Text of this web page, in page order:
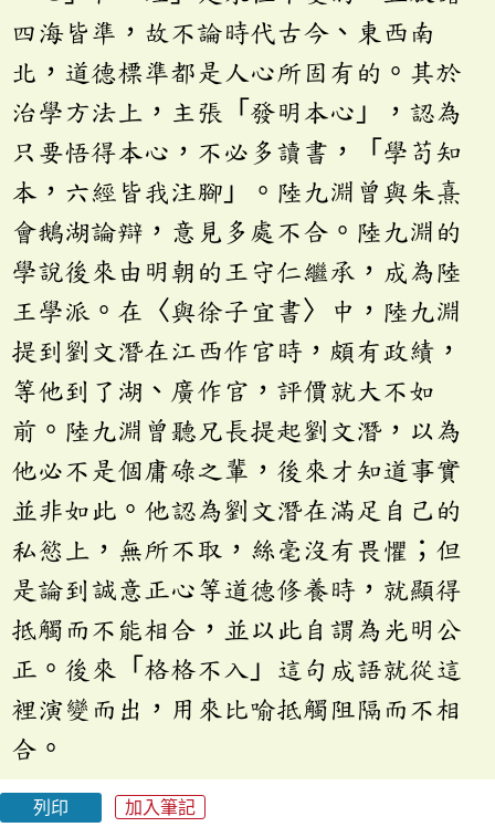
四海皆準，故不論時代古今、東西南
北，道德標準都是人心所固有的。其於
治學方法上，主張「發明本心」，認為
只要悟得本心，不必多讀書，「學苟知
本，六經皆我注腳」。陸九淵曾與朱熹
會鵝湖論辯，意見多處不合。陸九淵的
學說後來由明朝的王守仁繼承，成為陸
王學派。在〈與徐子宜書〉中，陸九淵
提到劉文潛在江西作官時，頗有政績，
等他到了湖、廣作官，評價就大不如
前。陸九淵曾聽兄長提起劉文潛，以為
他必不是個庸碌之輩，後來才知道事實
並非如此。他認為劉文潛在滿足自己的
私慾上，無所不取，絲毫沒有畏懼；但
是論到誠意正心等道德修養時，就顯得
抵觸而不能相合，並以此自謂為光明公
正。後來「格格不入」這句成語就從這
裡演變而出，用來比喻抵觸阻隔而不相
合。
列印 加入筆記